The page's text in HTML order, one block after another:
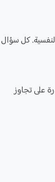
النفسية. كل سؤال
على تجاوز